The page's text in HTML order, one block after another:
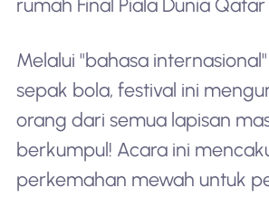
rumah Final Piala Dunia
Melalui "bahasa
sepak bola, festival ini
orang dari semua lapisan
berkumpul! Acara ini
perkemahan mewah untuk